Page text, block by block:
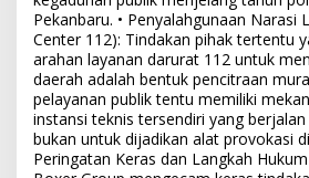
Pekanbaru. • Penyalahgunaan Narasi
Center 112): Tindakan pihak tertentu
arahan layanan darurat 112 untuk
daerah adalah bentuk pencitraan
pelayanan publik tentu memiliki
instansi teknis tersendiri yang
bukan untuk dijadikan alat provokasi
Peringatan Keras dan Langkah